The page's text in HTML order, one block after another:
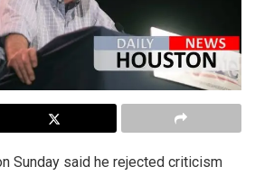
Sunday said he rejected criticism